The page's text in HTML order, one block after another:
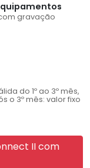
gravação
do 1º ao 3º mês,
o 3º mês: valor fixo
II com